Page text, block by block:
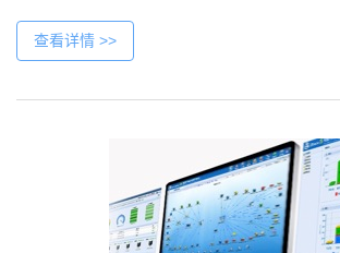
查看详情 >>